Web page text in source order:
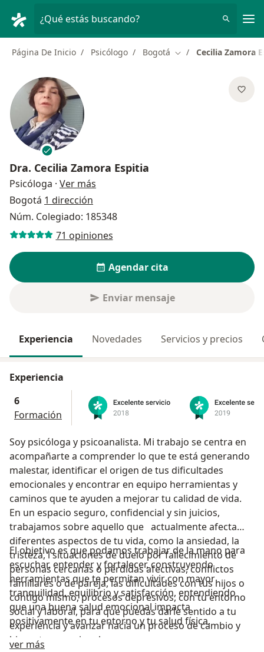
¿Qué estás buscando?
Página De Inicio Psicólogo Bogotá Cambiar de ciudad
Cecilia Zamora
Dra. Cecilia Zamora Espitia
Psicóloga · Ver más
Bogotá 1 dirección
Núm. Colegiado: 185348
71 opiniones
Agendar cita
Enviar mensaje
Experiencia Novedades Servicios y precios
Experiencia
6
Formación
Soy psicóloga y psicoanalista. Mi trabajo se centra en
acompañarte a comprender lo que te está generando
malestar, identificar el origen de tus dificultades
emocionales y encontrar en equipo herramientas y
caminos que te ayuden a mejorar tu calidad de vida.
En un espacio seguro, confidencial y sin juicios,
trabajamos sobre aquello que actualmente afecta
diferentes aspectos de tu vida, como la ansiedad, la
tristeza, l situaciones de duelo por fallecimiento de
personas cercanas o pérdidas afectivas, conflictos
familiares o de pareja, las dificultades con tus hijos o
contigo mismo, procesos depresivos, con tu entorno
social y laboral, para que puedas darle sentido a tu
experiencia y avanzar hacia un proceso de cambio y
bienestar emocional.
El objetivo es que podamos trabajar de la mano para
escuchar, entender y fortalecer, construyendo
herramientas que te permitan vivir con mayor
tranquilidad, equilibrio y satisfacción, entendiendo
que una buena salud emocional impacta
positivamente en tu entorno y tu salud física.
ver más